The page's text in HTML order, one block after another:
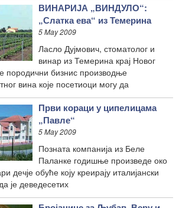
ВИНАРИЈА „ВИНДУЛО“:
„Слатка ева“ из Темерина
5 May 2009
Ласло Дујмович, стоматолог и
винар из Темерина крај Новог
породични бизнис производње
вина које посетиоци могу да
Први кораци у ципелицама
„Павле“
5 May 2009
Позната компанија из Беле
Паланке годишње произведе око
дечје обуће коју креирају италијански
је деведесетих